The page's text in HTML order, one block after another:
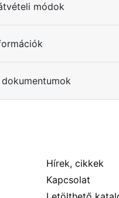
módok
Hírek, cikkek
Kapcsolat